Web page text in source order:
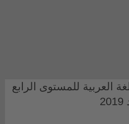
العربية للمستوى الرابع